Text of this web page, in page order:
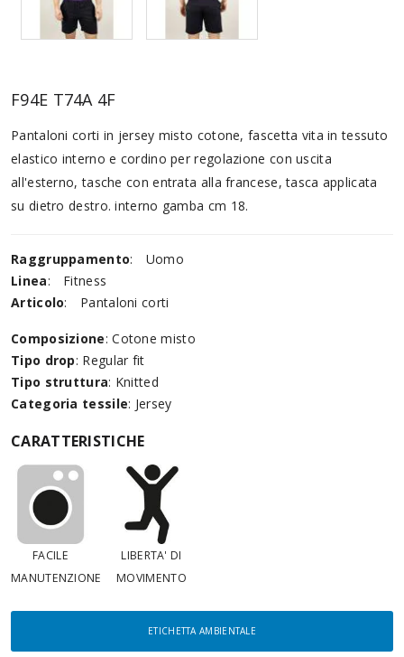
F94E T74A 4F
Pantaloni corti in jersey misto cotone, fascetta vita in tessuto
elastico interno e cordino per regolazione con uscita
all'esterno, tasche con entrata alla francese, tasca applicata
su dietro destro. interno gamba cm 18.
Raggruppamento:
Uomo
Linea:
Fitness
Articolo: Pantaloni corti
Composizione: Cotone misto
Tipo drop: Regular fit
Tipo struttura: Knitted
Categoria tessile: Jersey
CARATTERISTICHE
FACILE
MANUTENZIONE
LIBERTA' DI
MOVIMENTO
ETICHETTA AMBIENTALE